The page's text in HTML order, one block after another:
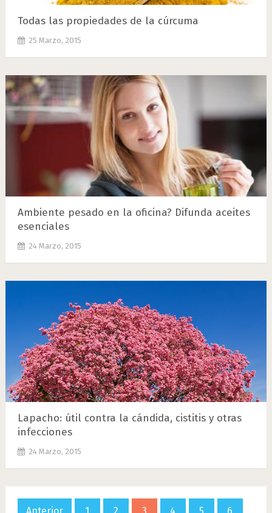
Todas las propiedades de la cúrcuma
25 Marzo, 2015
Ambiente pesado en la oficina? Difunda aceites
esenciales
24 Marzo, 2015
Lapacho: útil contra la cándida, cistitis y otras
infecciones
24 Marzo, 2015